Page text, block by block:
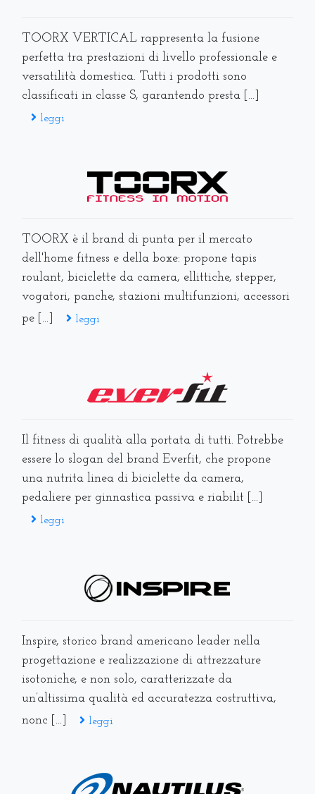
TOORX VERTICAL rappresenta la fusione
perfetta tra prestazioni di livello professionale e
versatilità domestica. Tutti i prodotti sono
classificati in classe S, garantendo presta [...]
leggi
TOORX è il brand di punta per il mercato
dell'home fitness e della boxe: propone tapis
roulant, biciclette da camera, ellittiche, stepper,
vogatori, panche, stazioni multifunzioni, accessori
pe [...]
leggi
Il fitness di qualità alla portata di tutti. Potrebbe
essere lo slogan del brand Everfit, che propone
una nutrita linea di biciclette da camera,
pedaliere per ginnastica passiva e riabilit [...]
leggi
Inspire, storico brand americano leader nella
progettazione e realizzazione di attrezzature
isotoniche, e non solo, caratterizzate da
un’altissima qualità ed accuratezza costruttiva,
nonc [...]
leggi